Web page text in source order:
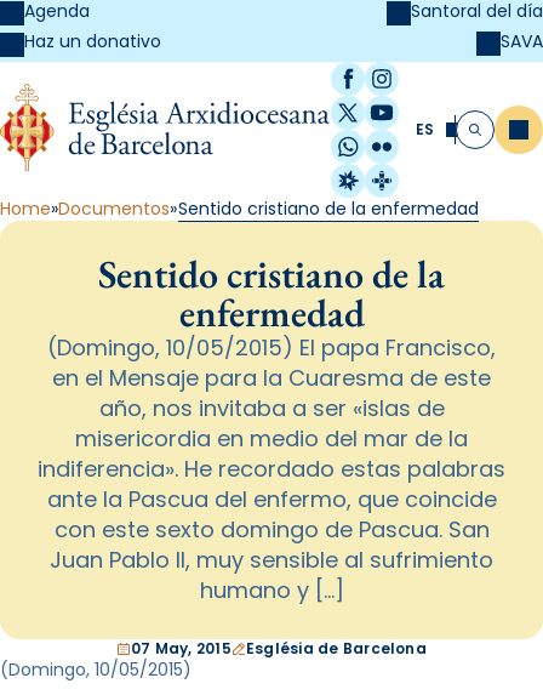
Agenda
Haz un donativo
Santoral del día
SAVA
Facebook
Instagram
X / Twitter
YouTube
WhatsApp
Flickr
Radio Estel
Catalunya
ES Buscar
Home Documentos Sentido cristiano de la enfermedad
Sentido cristiano de la
enfermedad
(Domingo, 10/05/2015) El papa Francisco,
en el Mensaje para la Cuaresma de este
año, nos invitaba a ser «islas de
misericordia en medio del mar de la
indiferencia». He recordado estas palabras
ante la Pascua del enfermo, que coincide
con este sexto domingo de Pascua. San
Juan Pablo II, muy sensible al sufrimiento
humano y […]
07 May, 2015 Església de Barcelona
(Domingo, 10/05/2015)